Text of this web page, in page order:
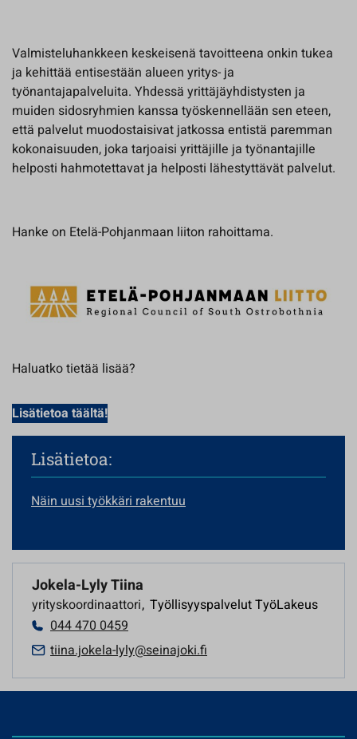
Valmisteluhankkeen keskeisenä tavoitteena onkin tukea
ja kehittää entisestään alueen yritys- ja
työnantajapalveluita. Yhdessä yrittäjäyhdistysten ja
muiden sidosryhmien kanssa työskennellään sen eteen,
että palvelut muodostaisivat jatkossa entistä paremman
kokonaisuuden, joka tarjoaisi yrittäjille ja työnantajille
helposti hahmotettavat ja helposti lähestyttävät palvelut.
Hanke on Etelä-Pohjanmaan liiton rahoittama.
Haluatko tietää lisää?
Lisätietoa täältä!
Lisätietoa:
Näin uusi työkkäri rakentuu
Jokela-Lyly Tiina
yrityskoordinaattori, Työllisyyspalvelut TyöLakeus
044 470 0459
tiina.jokela-lyly@seinajoki.fi